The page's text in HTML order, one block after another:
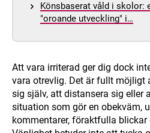
Könsbaserat våld i skolor:
"oroande utveckling" i…
Att vara irriterad ger dig dock
vara otrevlig. Det är fullt möjligt
sig själv, att distansera sig eller
situation som gör en obekväm,
kommentarer, föraktfulla blickar